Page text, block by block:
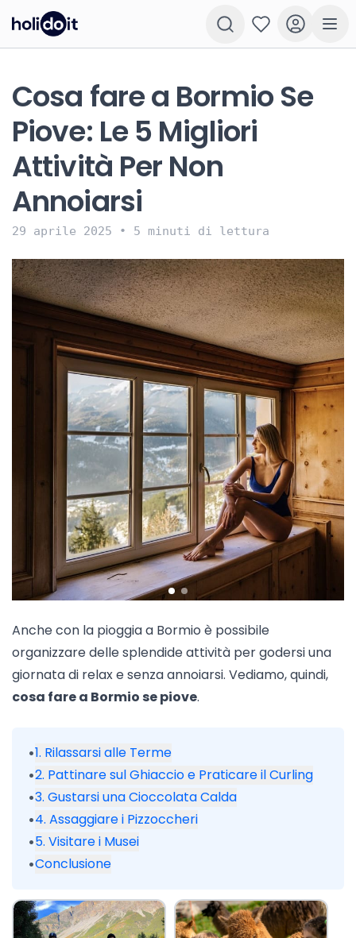
Cosa fare a Bormio Se
Piove: Le 5 Migliori
Attività Per Non
Annoiarsi
29 aprile 2025 • 5 minuti di lettura
Anche con la pioggia a Bormio è possibile
organizzare delle splendide attività per godersi una
giornata di relax e senza annoiarsi. Vediamo, quindi,
cosa fare a Bormio se piove.
•1. Rilassarsi alle Terme
•2. Pattinare sul Ghiaccio e Praticare il Curling
•3. Gustarsi una Cioccolata Calda
•4. Assaggiare i Pizzoccheri
•5. Visitare i Musei
•Conclusione